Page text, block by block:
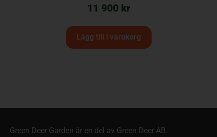
11 900 kr
Lägg till i varukorg
Green Deer Garden är en del av Green Deer AB.